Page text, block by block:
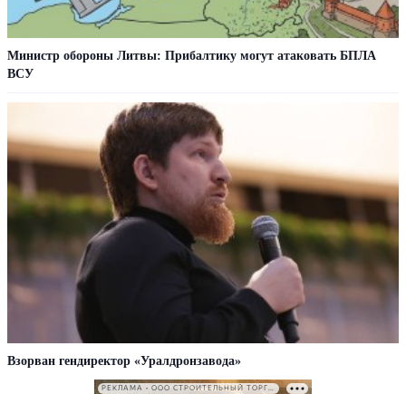
Министр обороны Литвы: Прибалтику могут атаковать БПЛА
ВСУ
Взорван гендиректор «Уралдронзавода»
РЕКЛАМА • ООО СТРОИТЕЛЬНЫЙ ТОРГОВЫЙ ДОМ «ПЕТРОВИЧ». ИНН: 7802348846